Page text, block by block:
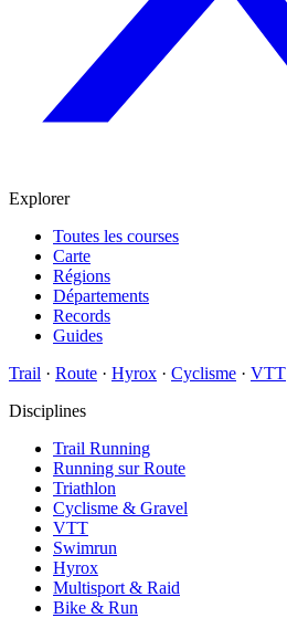
Explorer
Toutes les courses
Carte
Régions
Départements
Records
Guides
Trail · Route · Hyrox · Cyclisme · VTT
Disciplines
Trail Running
Running sur Route
Triathlon
Cyclisme & Gravel
VTT
Swimrun
Hyrox
Multisport & Raid
Bike & Run